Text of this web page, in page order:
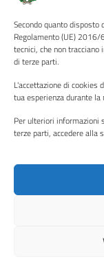
Secondo quanto disposto
Regolamento (UE)
tecnici, che non
di terze parti.
L'accettazione di
tua esperienza durante
Per ulteriori informazioni
terze parti, accedere alla
Albo pretorio
Informativa privacy
Note legali
Piano di